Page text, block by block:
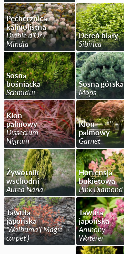
Pęcherznica
kalinolistna
Diable d'Or /
Mindia
Dereń biały
Sibirica
Sosna
bośniacka
Schmidtii
Sosna górska
Mops
Klon
palmowy
Dissectum
Nigrum
Klon
palmowy
Garnet
Żywotnik
wschodni
Aurea Nana
Hortensja
bukietowa
Pink Diamond
Tawuła
japońska
'Walbuma'('Magic
carpet')
Tawuła
japońska
Anthony
Waterer